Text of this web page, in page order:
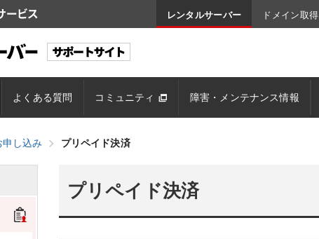
レンタルサーバー ドメイン取得
よくある質問 コミュニティ 障害・メンテナンス情報
申し込み プリペイド決済
プリペイド決済